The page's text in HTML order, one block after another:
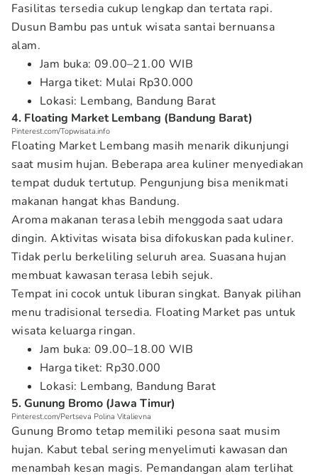
Fasilitas tersedia cukup lengkap dan tertata rapi.
Dusun Bambu pas untuk wisata santai bernuansa
alam.
Jam buka: 09.00–21.00 WIB
Harga tiket: Mulai Rp30.000
Lokasi: Lembang, Bandung Barat
4. Floating Market Lembang (Bandung Barat)
Pinterest.com/Topwisata.info
Floating Market Lembang masih menarik dikunjungi
saat musim hujan. Beberapa area kuliner menyediakan
tempat duduk tertutup. Pengunjung bisa menikmati
makanan hangat khas Bandung.
Aroma makanan terasa lebih menggoda saat udara
dingin. Aktivitas wisata bisa difokuskan pada kuliner.
Tidak perlu berkeliling seluruh area. Suasana hujan
membuat kawasan terasa lebih sejuk.
Tempat ini cocok untuk liburan singkat. Banyak pilihan
menu tradisional tersedia. Floating Market pas untuk
wisata keluarga ringan.
Jam buka: 09.00–18.00 WIB
Harga tiket: Rp30.000
Lokasi: Lembang, Bandung Barat
5. Gunung Bromo (Jawa Timur)
Pinterest.com/Pertseva Polina Vitalievna
Gunung Bromo tetap memiliki pesona saat musim
hujan. Kabut tebal sering menyelimuti kawasan dan
menambah kesan magis. Pemandangan alam terlihat